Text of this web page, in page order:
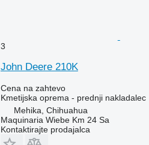
3
John Deere 210K
Cena na zahtevo
Kmetijska oprema - prednji nakladalec
Mehika, Chihuahua
Maquinaria Wiebe Km 24 Sa
Kontaktirajte prodajalca